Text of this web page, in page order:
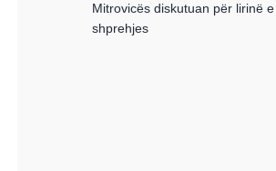
Mitrovicës diskutuan për lirinë e
shprehjes